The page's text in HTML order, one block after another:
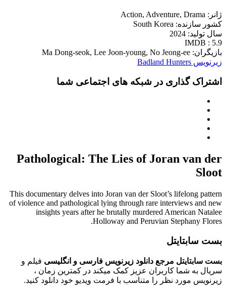
ژانر: Action, Adventure, Drama
کشور سازنده: South Korea
سال تولید: 2024
IMDB : 5.9
بازیگران: Ma Dong-seok, Lee Joon-young, No Jeong-ee
زیرنویس Badland Hunters
اشتراک گذاری در شبکه های اجتماعی شما
Pathological: The Lies of Joran van der
Sloot
This documentary delves into Joran van der Sloot’s lifelong pattern
of violence and pathological lying through rare interviews and new
insights years after he brutally murdered American Natalee
Holloway and Peruvian Stephany Flores.
بست سابتایتل
بست سابتایتل مرجع دانلود زیرنویس فارسی و انگلیسی فیلم و
سریال به شما کاربران عزیز کمک میکند در کمترین زمان ،
زیرنویس مورد نظر را متناسب با فرمت ویدیو خود دانلود کنید.